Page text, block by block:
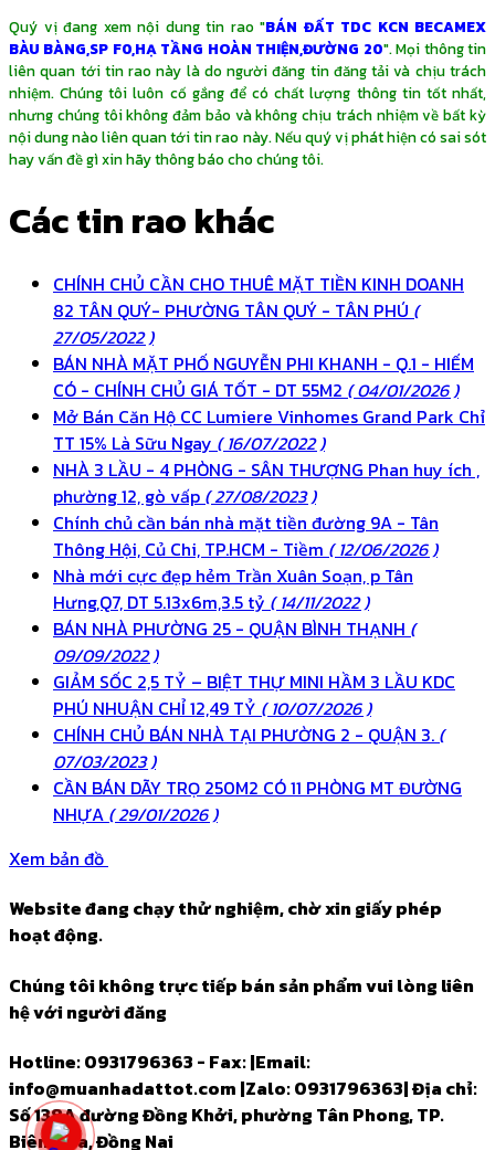
Quý vị đang xem nội dung tin rao "BÁN ĐẤT TDC KCN BECAMEX
BÀU BÀNG,SP F0,HẠ TẦNG HOÀN THIỆN,ĐƯỜNG 20". Mọi thông tin
liên quan tới tin rao này là do người đăng tin đăng tải và chịu trách
nhiệm. Chúng tôi luôn cố gắng để có chất lượng thông tin tốt nhất,
nhưng chúng tôi không đảm bảo và không chịu trách nhiệm về bất kỳ
nội dung nào liên quan tới tin rao này. Nếu quý vị phát hiện có sai sót
hay vấn đề gì xin hãy thông báo cho chúng tôi.
Các tin rao khác
CHÍNH CHỦ CẦN CHO THUÊ MẶT TIỀN KINH DOANH
82 TÂN QUÝ- PHƯỜNG TÂN QUÝ - TÂN PHÚ (
27/05/2022 )
BÁN NHÀ MẶT PHỐ NGUYỄN PHI KHANH - Q.1 - HIẾM
CÓ - CHÍNH CHỦ GIÁ TỐT - DT 55M2 ( 04/01/2026 )
Mở Bán Căn Hộ CC Lumiere Vinhomes Grand Park Chỉ
TT 15% Là Sữu Ngay ( 16/07/2022 )
NHÀ 3 LẦU - 4 PHÒNG - SÂN THƯỢNG Phan huy ích ,
phường 12, gò vấp ( 27/08/2023 )
Chính chủ cần bán nhà mặt tiền đường 9A - Tân
Thông Hội, Củ Chi, TP.HCM - Tiềm ( 12/06/2026 )
Nhà mới cực đẹp hẻm Trần Xuân Soạn, p Tân
Hưng,Q7, DT 5.13x6m,3.5 tỷ ( 14/11/2022 )
BÁN NHÀ PHƯỜNG 25 - QUẬN BÌNH THẠNH (
09/09/2022 )
GIẢM SỐC 2,5 TỶ – BIỆT THỰ MINI HẦM 3 LẦU KDC
PHÚ NHUẬN CHỈ 12,49 TỶ ( 10/07/2026 )
CHÍNH CHỦ BÁN NHÀ TẠI PHƯỜNG 2 - QUẬN 3. (
07/03/2023 )
CẦN BÁN DÃY TRỌ 250M2 CÓ 11 PHÒNG MT ĐƯỜNG
NHỰA ( 29/01/2026 )
Xem bản đồ
Website đang chạy thử nghiệm, chờ xin giấy phép
hoạt động.
Chúng tôi không trực tiếp bán sản phẩm vui lòng liên
hệ với người đăng
Hotline: 0931796363 - Fax:|Email:
info@muanhadattot.com |Zalo: 0931796363|Địa chỉ:
Số 138A đường Đồng Khởi, phường Tân Phong, TP.
Biên Hòa, Đồng Nai